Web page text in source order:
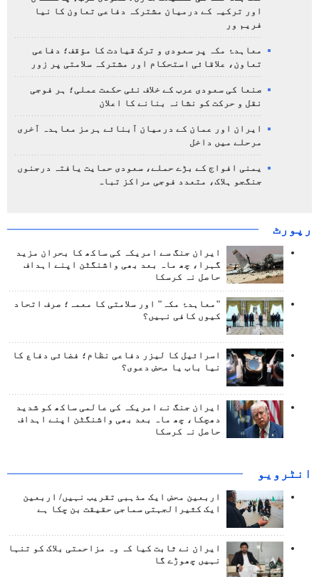
اور ترکیہ کے درمیان مشترکہ دفاعی تعاون کا نیا
فریم ور
معاہدۂ مکہ پر سعودی و ترک قیادت کا مؤقف؛ دفاعی
تعاون، علاقائی استحکام اور مشترکہ سلامتی پر زور
صنعا کی سعودی عرب کے خلاف نئی حکمت عملی؛ ہر فوجی
نقل و حرکت کو نشانہ بنانے کا اعلان
ایران اور عمان کے درمیان آبنائے ہرمز معاہدہ آخری
مرحلے میں داخل
یمنی افواج کے بڑے حملے، سعودی حمایت یافتہ درجنوں
جنگجو ہلاک، متعدد فوجی مراکز تباہ
رپورٹ
ایران جنگ سے امریکہ کی ساکھ کا بحران مزید
گہرا، چھ ماہ بعد بھی واشنگٹن اپنے اہداف
حاصل نہ کرسکا
"معاہدۂ مکہ" اور سلامتی کا معمہ؛ صرف اتحاد
کیوں کافی نہیں؟
اسرائیل کا لیزر دفاعی نظام؛ فضائی دفاع کا
نیا باب یا محض دعوی؟
ایران جنگ نے امریکہ کی عالمی ساکھ کو شدید
دھچکا، چھ ماہ بعد بھی واشنگٹن اپنے اہداف
حاصل نہ کرسکا
انٹرويو
اربعین محض ایک مذہبی تقریب نہیں/ اربعین
ایک کثیرالجہتی سماجی حقیقت بن چکا ہے
ایران نے ثابت کیا کہ وہ مزاحمتی بلاک کو تنہا
نہیں چھوڑے گا